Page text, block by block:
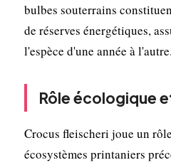
bulbes souterrains
de réserves énergétiques,
l'espèce d'une année à l'autre.
Rôle écologique
Crocus fleischeri joue un
écosystèmes printaniers